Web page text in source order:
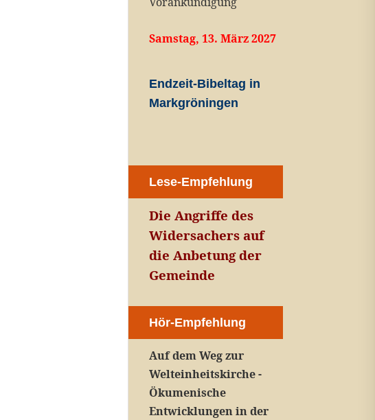
Samstag, 13. März 2027
Endzeit-Bibeltag in
Markgröningen
Lese-Empfehlung
Die Angriffe des
Widersachers auf
die Anbetung der
Gemeinde
Hör-Empfehlung
Auf dem Weg zur
Welteinheitskirche -
Ökumenische
Entwicklungen in der